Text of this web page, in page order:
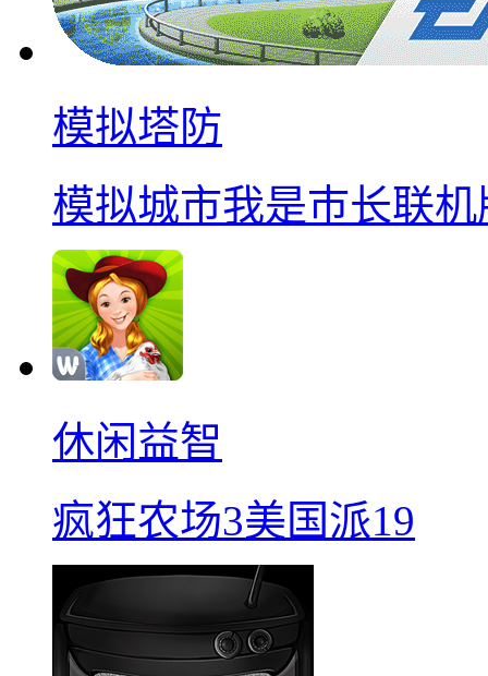
模拟塔防
模拟城市我是巿长联机
休闲益智
疯狂农场3美国派19